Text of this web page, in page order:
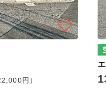
円）